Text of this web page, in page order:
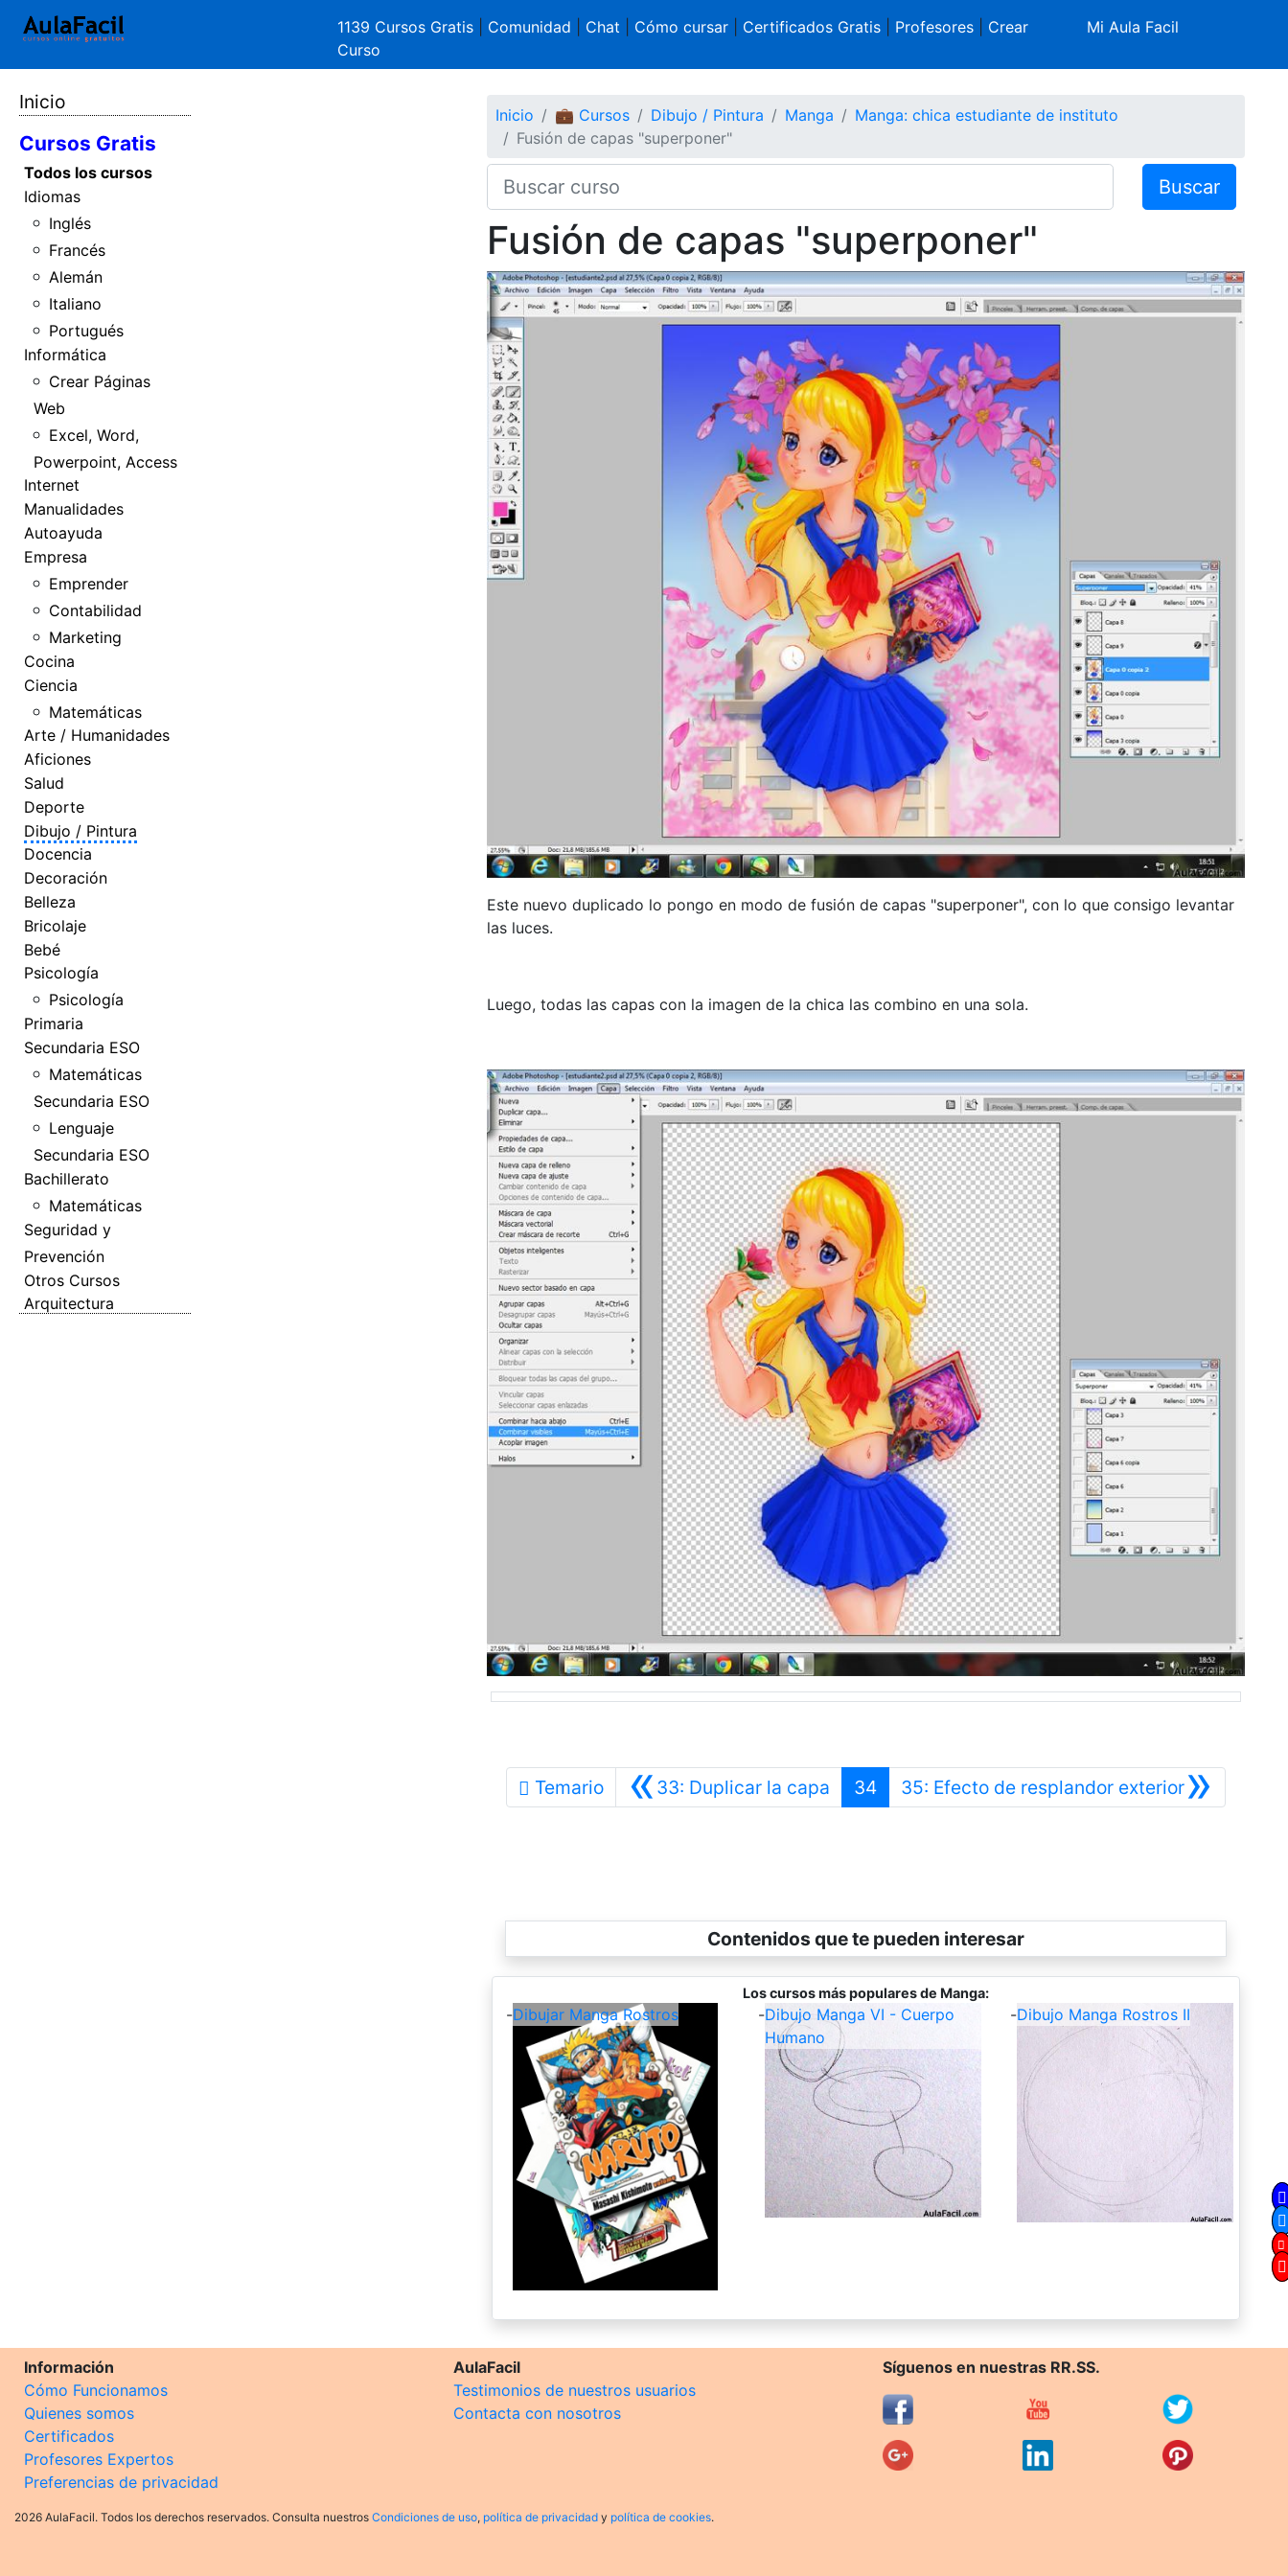
1139 Cursos Gratis Comunidad Chat Cómo cursar| Certificados Gratis| Profesores| Crear
Curso
Mi Aula Facil
Inicio
Cursos Gratis
Todos los cursos
Idiomas
Inglés
Francés
Alemán
Italiano
Portugués
Informática
Crear Páginas
Web
Excel, Word,
Powerpoint, Access
Internet
Manualidades
Autoayuda
Empresa
Emprender
Contabilidad
Marketing
Cocina
Ciencia
Matemáticas
Arte / Humanidades
Aficiones
Salud
Deporte
Dibujo / Pintura
Docencia
Decoración
Belleza
Bricolaje
Bebé
Psicología
Psicología
Primaria
Secundaria ESO
Matemáticas
Secundaria ESO
Lenguaje
Secundaria ESO
Bachillerato
Matemáticas
Seguridad y
Prevención
Otros Cursos
Arquitectura
Inicio 💼 Cursos Dibujo / Pintura Manga
Manga: chica estudiante de instituto
Fusión de capas "superponer"
Buscar
Fusión de capas "superponer"
Este nuevo duplicado lo pongo en modo de fusión de capas "superponer", con lo que consigo levantar
las luces.
Luego, todas las capas con la imagen de la chica las combino en una sola.
Temario «33: Duplicar la capaAnterior
34 »
35: Efecto de resplandor exteriorSiguiente
Contenidos que te pueden interesar
Los cursos más populares de Manga:
-Dibujar Manga Rostros -Dibujo Manga VI - Cuerpo
Humano
-Dibujo Manga Rostros II
Información
Cómo Funcionamos
Quienes somos
Certificados
Profesores Expertos
Preferencias de privacidad
AulaFacil
Testimonios de nuestros usuarios
Contacta con nosotros
Síguenos en nuestras RR.SS.
2026 AulaFacil. Todos los derechos reservados. Consulta nuestros Condiciones de uso, política de privacidad y política de cookies.